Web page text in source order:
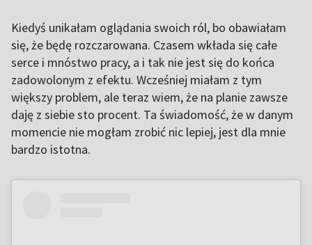
Kiedyś unikałam oglądania swoich ról, bo obawiałam
się, że będę rozczarowana. Czasem wkłada się całe
serce i mnóstwo pracy, a i tak nie jest się do końca
zadowolonym z efektu. Wcześniej miałam z tym
większy problem, ale teraz wiem, że na planie zawsze
daję z siebie sto procent. Ta świadomość, że w danym
momencie nie mogłam zrobić nic lepiej, jest dla mnie
bardzo istotna.